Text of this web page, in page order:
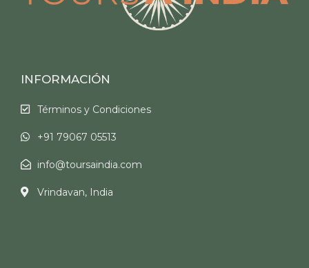
INFORMACIÓN
Términos y Condiciones
+91 79067 05513
info@toursaindia.com
Vrindavan, India